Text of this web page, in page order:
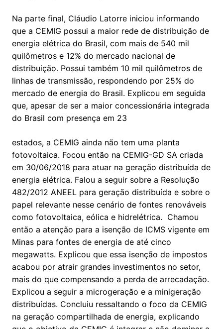
Na parte final, Cláudio Latorre iniciou informando
que a CEMIG possui a maior rede de distribuição de
energia elétrica do Brasil, com mais de 540 mil
quilômetros e 12% do mercado nacional de
distribuição. Possui também 10 mil quilômetros de
linhas de transmissão, respondendo por 25% do
mercado de energia do Brasil. Explicou em seguida
que, apesar de ser a maior concessionária integrada
do Brasil com presença em 23
estados, a CEMIG ainda não tem uma planta
fotovoltaica. Focou então na CEMIG-GD SA criada
em 30/06/2018 para atuar na geração distribuída de
energia elétrica. Falou a seguir sobre a Resolução
482/2012 ANEEL para geração distribuída e sobre o
papel relevante nesse cenário de fontes renováveis
como fotovoltaica, eólica e hidrelétrica. Chamou
então a atenção para a isenção de ICMS vigente em
Minas para fontes de energia de até cinco
megawatts. Explicou que essa isenção de impostos
acabou por atrair grandes investimentos no setor,
mais do que compensando a perda de arrecadação.
Explicou a seguir a microgeração e a minigeração
distribuídas. Concluiu ressaltando o foco da CEMIG
na geração compartilhada de energia, explicando